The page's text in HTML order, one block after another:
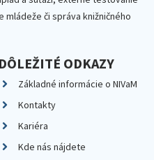
či správa knižničného
DÔLEŽITÉ ODKAZY
Základné informácie o NIVaM
Kontakty
Kariéra
Kde nás nájdete